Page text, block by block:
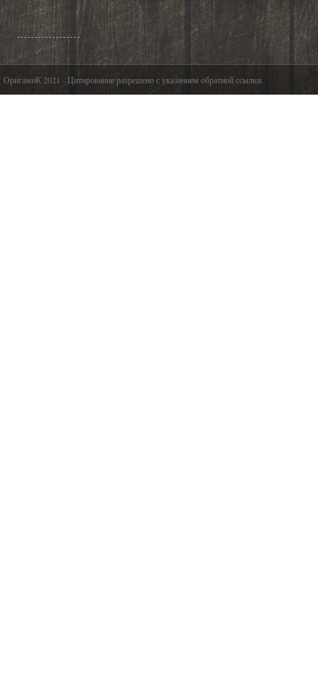
ОригамиК 2021 - Цитирование разрешено с указанием обратной ссылки.